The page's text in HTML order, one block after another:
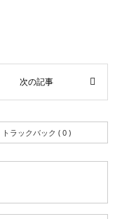
トラックバック ( 0 )